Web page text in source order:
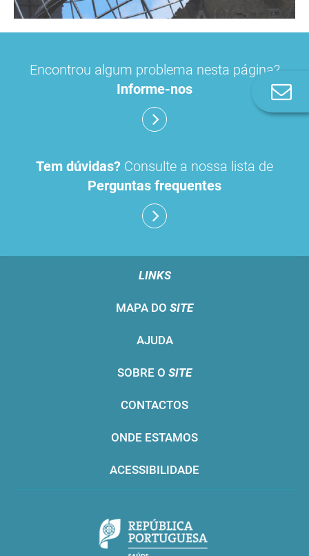
Encontrou algum problema nesta página?
Informe-nos
Tem dúvidas? Consulte a nossa lista de
Perguntas frequentes
LINKS
MAPA DO SITE
AJUDA
SOBRE O SITE
CONTACTOS
ONDE ESTAMOS
ACESSIBILIDADE